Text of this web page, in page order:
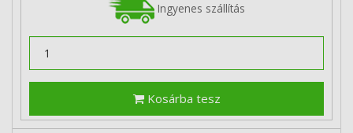
Ingyenes szállítás
Kosárba tesz